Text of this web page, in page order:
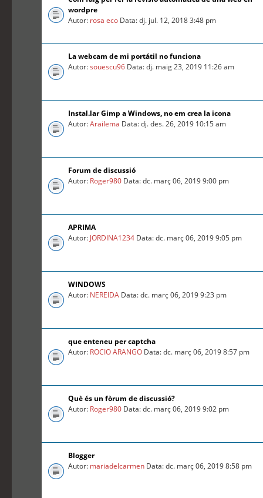
wordpre
Autor: rosa eco Data: dj. jul. 12, 2018 3:48 pm
La webcam de mi portátil no funciona
Autor:souescu96 Data: dj. maig 23, 2019 11:26 am
Instal.lar Gimp a Windows, no em crea la icona
Autor:Arailema Data: dj. des. 26, 2019 10:15 am
Forum de discussió
Autor: Roger980 Data: dc. març 06, 2019 9:00 pm
APRIMA
Autor: JORDINA1234 Data: dc. març 06, 2019 9:05 pm
WINDOWS
Autor: NEREIDA Data: dc. març 06, 2019 9:23 pm
que enteneu per captcha
Autor: ROCIO ARANGO Data: dc. març 06, 2019 8:57 pm
Què és un fòrum de discussió?
Autor: Roger980 Data: dc. març 06, 2019 9:02 pm
Blogger
Autor: mariadelcarmen Data: dc. març 06, 2019 8:58 pm